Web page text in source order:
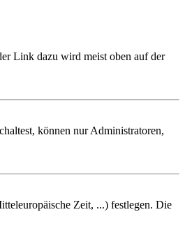
Link dazu wird meist oben auf der
können nur Administratoren,
Zeit, ...) festlegen. Die